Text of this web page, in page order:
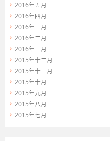
2016年五月
2016年四月
2016年三月
2016年二月
2016年一月
2015年十二月
2015年十一月
2015年十月
2015年九月
2015年八月
2015年七月